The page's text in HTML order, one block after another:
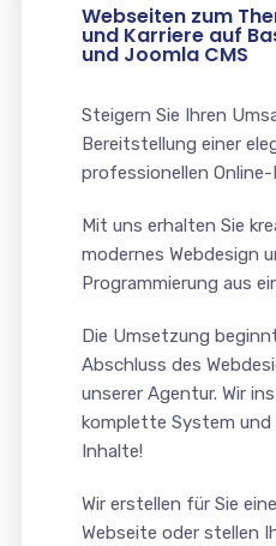
Webseiten zum
und Karriere auf
und Joomla CMS
Steigern Sie Ihren
Bereitstellung einer
professionellen Online-
Mit uns erhalten Sie
modernes Webdesign
Programmierung aus
Die Umsetzung
Abschluss des
unserer Agentur. Wir
komplette System und
Inhalte!
Wir erstellen für Sie
Webseite oder stellen